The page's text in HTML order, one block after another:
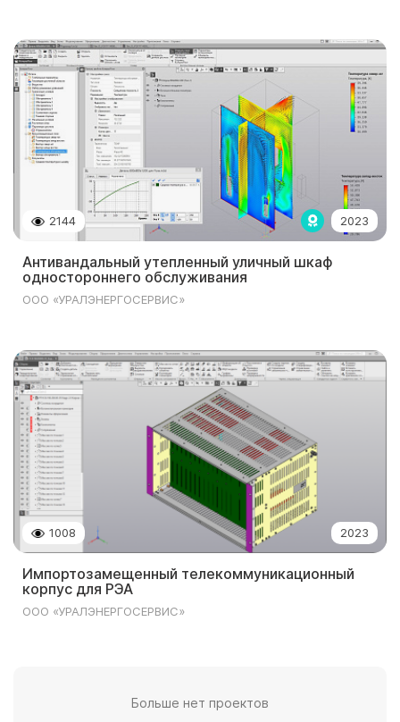
2023
2144
Антивандальный утепленный уличный шкаф
одностороннего обслуживания
ООО «УРАЛЭНЕРГОСЕРВИС»
2023
1008
Импортозамещенный телекоммуникационный
корпус для РЭА
ООО «УРАЛЭНЕРГОСЕРВИС»
Больше нет проектов